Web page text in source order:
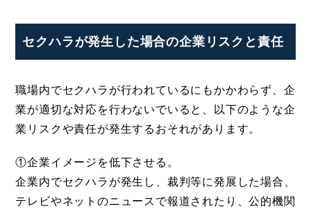
セクハラが発生した場合の企業リスクと責任
職場内でセクハラが行われているにもかかわらず、企
業が適切な対応を行わないでいると、以下のような企
業リスクや責任が発生するおそれがあります。
①企業イメージを低下させる。
企業内でセクハラが発生し、裁判等に発展した場合、
テレビやネットのニュースで報道されたり、公的機関